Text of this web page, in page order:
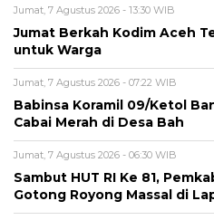
Jumat, 7 Agustus 2026 - 13:30 WIB
Jumat Berkah Kodim Aceh
untuk Warga
Jumat, 7 Agustus 2026 - 07:22 WIB
‎Babinsa Koramil 09/Ketol
Cabai Merah di Desa Bah
Jumat, 7 Agustus 2026 - 06:30 WIB
Sambut HUT RI Ke 81,
Gotong Royong Massal di